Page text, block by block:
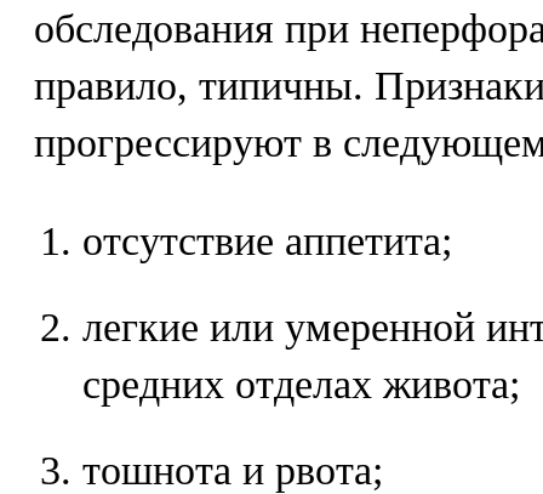
обследования при
правило, типичны.
прогрессируют в
отсутствие аппетита;
легкие или умеренной
средних отделах живота;
тошнота и рвота;